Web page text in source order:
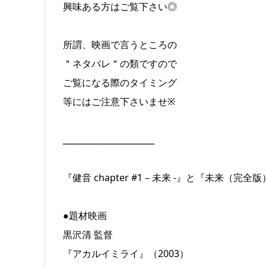
興味ある方はご覧下さい◎
所謂、映画で言うところの
＂ネタバレ＂の類ですので
ご覧になる際のタイミング
等にはご注意下さいませ※
『健音 chapter #1 – 未来 -』と『未来（完全版
●題材映画
黒沢清 監督
『アカルイミライ』（2003）